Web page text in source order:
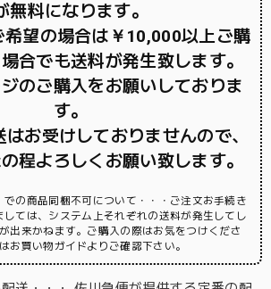
無料になります。
望の場合は￥10,000以上ご購
合でも送料が発生致します。
のご購入をお願いしておりま
す。
お受けしておりませんので、
程よろしくお願い致します。
の商品同梱不可について・・・ご注文お手続き
ては、システム上それぞれの送料が発生してし
出来かねます。ご購入の際はお気をつけくださ
お買い物ガイドよりご確認下さい。